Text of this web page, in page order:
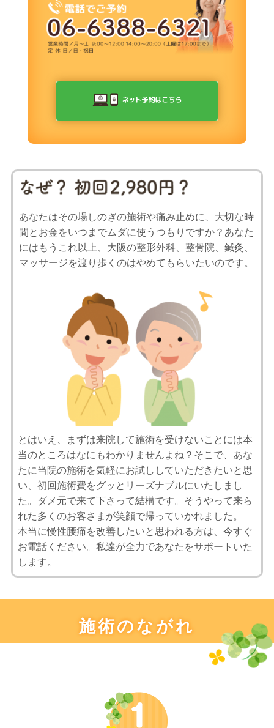
あなたはその場しのぎの施術や痛み止めに、大切な時
間とお金をいつまでムダに使うつもりですか？あなた
にはもうこれ以上、大阪の整形外科、整骨院、鍼灸、
マッサージを渡り歩くのはやめてもらいたいのです。
とはいえ、まずは来院して施術を受けないことには本
当のところはなにもわかりませんよね？そこで、あな
たに当院の施術を気軽にお試ししていただきたいと思
い、初回施術費をグッとリーズナブルにいたしまし
た。ダメ元で来て下さって結構です。そうやって来ら
れた多くのお客さまが笑顔で帰っていかれました。
本当に慢性腰痛を改善したいと思われる方は、今すぐ
お電話ください。私達が全力であなたをサポートいた
します。
施術のながれ